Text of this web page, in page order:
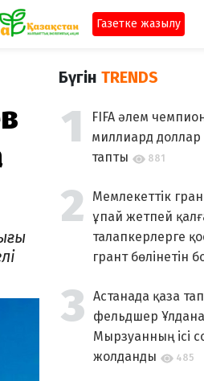
Газетке жазылу
Бүгін TRENDS
FIFA әлем
миллиард доллар
тапты
881
Мемлекеттік
ұпай жетпей
талапкерлерге
грант бөлінетін
Астанада қаза
фельдшер Ұлдана
Мырзуанның ісі
жолданды
485